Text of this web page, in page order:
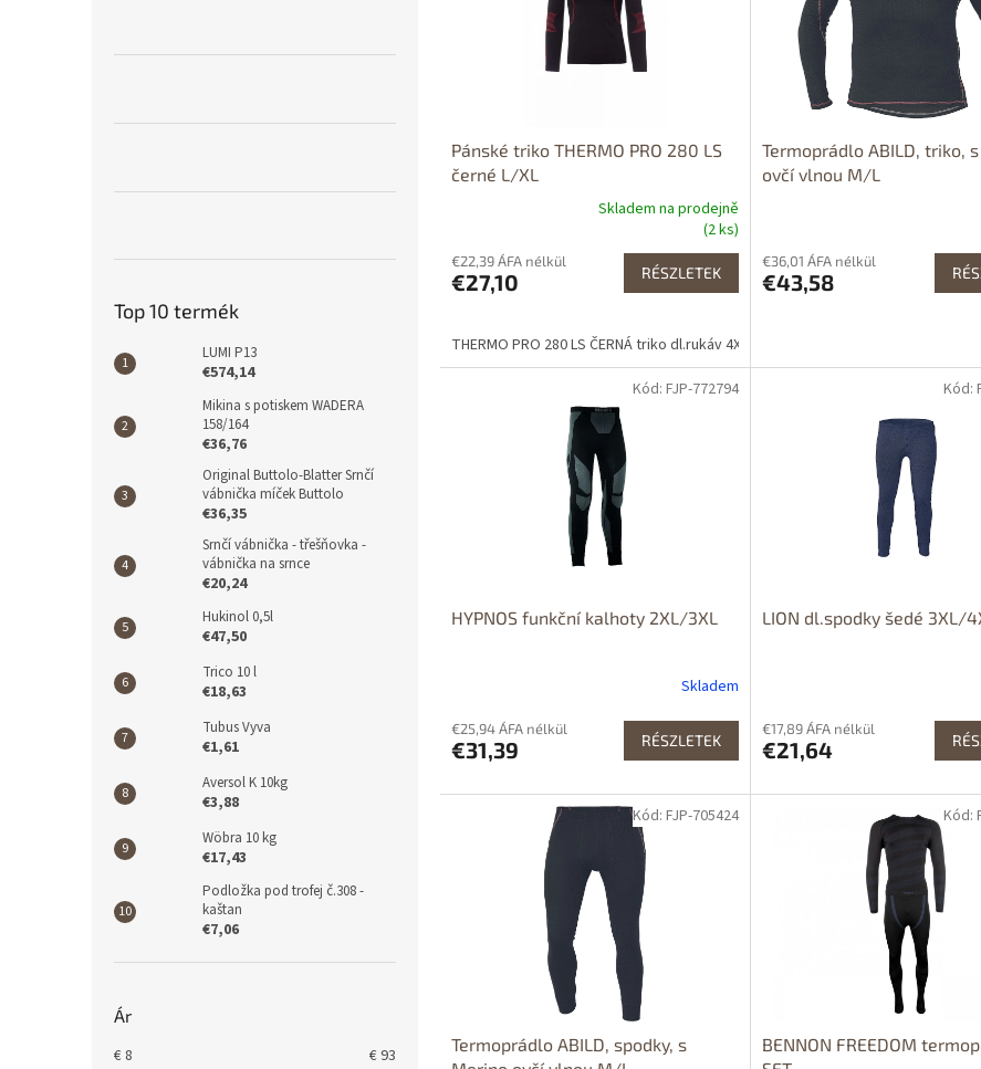
Top 10 termék
LUMI P13
€574,14
Mikina s potiskem WADERA
158/164
€36,76
Original Buttolo-Blatter Srnčí
vábnička míček Buttolo
€36,35
Srnčí vábnička - třešňovka -
vábnička na srnce
€20,24
Hukinol 0,5l
€47,50
Trico 10 l
€18,63
Tubus Vyva
€1,61
Aversol K 10kg
€3,88
Wöbra 10 kg
€17,43
Podložka pod trofej č.308 -
kaštan
€7,06
Ár
€8 €93
Pánské triko THERMO PRO 280 LS
černé L/XL
Skladem na prodejně
(2 ks)
€22,39 ÁFA nélkül
€27,10 RÉSZLETEK
THERMO PRO 280 LS ČERNÁ triko dl.rukáv 4XL/5XL
Termoprádlo ABILD, triko,
ovčí vlnou M/L
€36,01 ÁFA nélkül
€43,58
HYPNOS funkční kalhoty 2XL/3XL
Skladem
€25,94 ÁFA nélkül
€31,39 RÉSZLETEK
Kód: FJP-772794
LION dl.spodky šedé 3XL/
€17,89 ÁFA nélkül
€21,64
Kód:
Termoprádlo ABILD, spodky, s
Kód: FJP-705424
BENNON FREEDOM
Kód: